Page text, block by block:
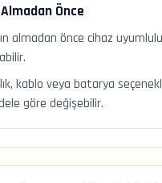
Önce
almadan önce cihaz
kablo veya batarya
göre değişebilir.